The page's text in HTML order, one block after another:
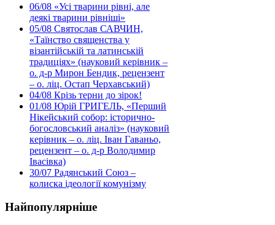
06/08 «Усі тварини рівні, але
деякі тварини рівніші»
05/08 Святослав САВЧИН,
«Таїнство священства у
візантійській та латинській
традиціях» (науковий керівник –
о. д-р Мирон Бендик, рецензент
– о. ліц. Остап Черхавський)
04/08 Крізь терни до зірок!
01/08 Юрій ГРИГЕЛЬ, «Перший
Нікейський собор: історично-
богословський аналіз» (науковий
керівник – о. ліц. Іван Гаваньо,
рецензент – о. д-р Володимир
Івасівка)
30/07 Радянський Союз –
колиска ідеології комунізму
Найпопулярніше